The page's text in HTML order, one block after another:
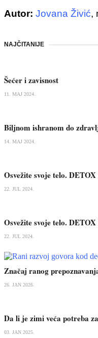
Autor: Jovana Živić,
NAJČITANIJE
Šećer i zavisnost
11. MAJ 2024.
Biljnom ishranom do
14. MAJ 2024.
Osvežite svoje telo.
22. JUL 2024.
Osvežite svoje telo.
22. JUL 2024.
Značaj ranog
26. JAN 2026.
Da li je zimi veća potreba
03. JAN 2025.